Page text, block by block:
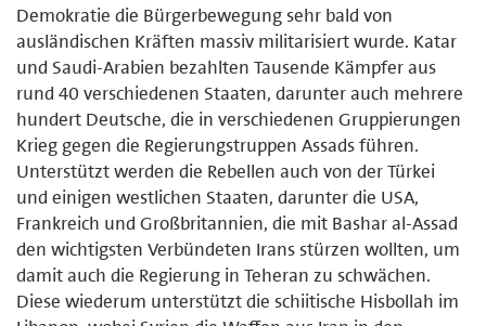
Demokratie die Bürgerbewegung sehr bald von
ausländischen Kräften massiv militarisiert wurde. Katar
und Saudi-Arabien bezahlten Tausende Kämpfer aus
rund 40 verschiedenen Staaten, darunter auch mehrere
hundert Deutsche, die in verschiedenen Gruppierungen
Krieg gegen die Regierungstruppen Assads führen.
Unterstützt werden die Rebellen auch von der Türkei
und einigen westlichen Staaten, darunter die USA,
Frankreich und Großbritannien, die mit Bashar al-Assad
den wichtigsten Verbündeten Irans stürzen wollten, um
damit auch die Regierung in Teheran zu schwächen.
Diese wiederum unterstützt die schiitische Hisbollah im